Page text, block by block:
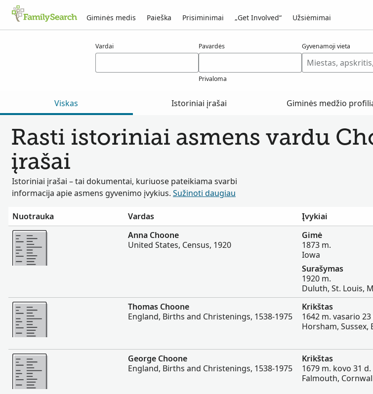
Giminės medis Paieška Prisiminimai „Get Involved“ Užsiėmimai
Vardai Pavardės
Privaloma
Gyvenamoji vieta
Viskas Istoriniai įrašai Giminės medžio
Rasti istoriniai asmens vardu
įrašai
Istoriniai įrašai – tai dokumentai, kuriuose pateikiama svarbi
informacija apie asmens gyvenimo įvykius. Sužinoti daugiau
Nuotrauka Vardas Įvykiai
Daugiau
Anna Choone
United States, Census, 1920
Gimė
1873 m.
Iowa
Surašymas
1920 m.
Duluth, St. Louis,
Daugiau
Thomas Choone
England, Births and Christenings, 1538-1975
Krikštas
1642 m. vasario 23
Horsham, Sussex,
Daugiau
George Choone
England, Births and Christenings, 1538-1975
Krikštas
1679 m. kovo 31 d.
Falmouth,